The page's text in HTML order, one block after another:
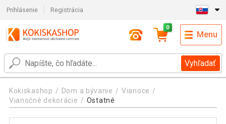
Prihlásenie Registrácia
Vyhľadať
0
Menu
Kokiskashop Dom a bývanie
Vianoce
Vianočné dekorácie
Ostatné